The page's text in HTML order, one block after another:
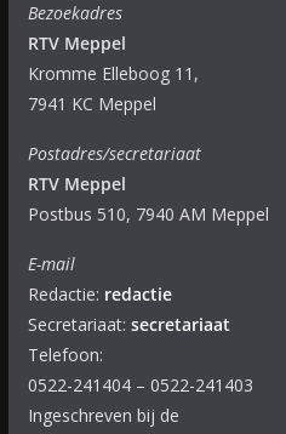
Bezoekadres
RTV Meppel
Kromme Elleboog 11,
7941 KC Meppel
Postadres/secretariaat
RTV Meppel
Postbus 510, 7940 AM Meppel
E-mail
Redactie: redactie
Secretariaat: secretariaat
Telefoon:
0522-241404 – 0522-241403
Ingeschreven bij de